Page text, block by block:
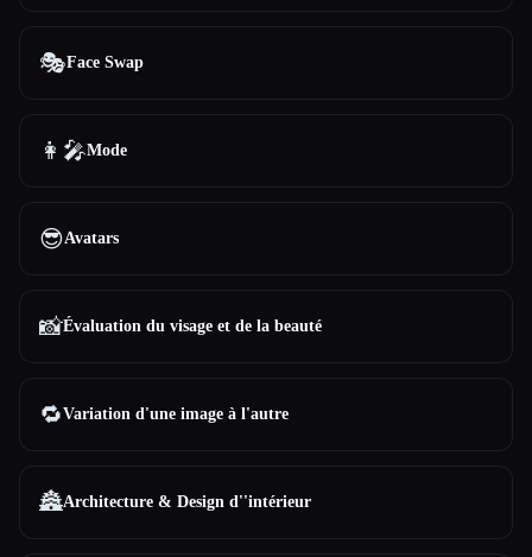
🎭Face Swap
👩‍🎤Mode
😎Avatars
📸Évaluation du visage et de la beauté
🔁Variation d'une image à l'autre
🏯Architecture & Design d''intérieur